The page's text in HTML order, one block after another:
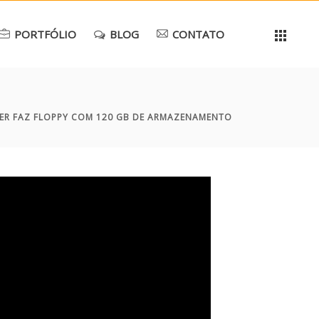
PORTFÓLIO BLOG CONTATO
FAZ FLOPPY COM 120 GB DE ARMAZENAMENTO